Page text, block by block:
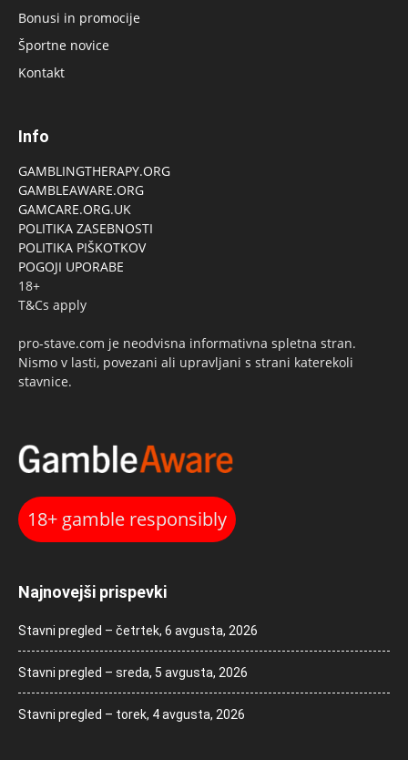
Bonusi in promocije
Športne novice
Kontakt
Info
GAMBLINGTHERAPY.ORG
GAMBLEAWARE.ORG
GAMCARE.ORG.UK
POLITIKA ZASEBNOSTI
POLITIKA PIŠKOTKOV
POGOJI UPORABE
18+
T&Cs apply
pro-stave.com je neodvisna informativna spletna stran.
Nismo v lasti, povezani ali upravljani s strani katerekoli
stavnice.
18+ gamble responsibly
Najnovejši prispevki
Stavni pregled – četrtek, 6 avgusta, 2026
Stavni pregled – sreda, 5 avgusta, 2026
Stavni pregled – torek, 4 avgusta, 2026